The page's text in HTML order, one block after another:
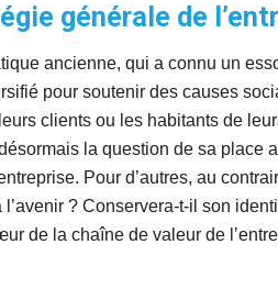
générale de
ancienne, qui a connu un
pour soutenir des causes
clients ou les habitants de
la question de sa place
Pour d’autres, au
? Conservera-t-il son
de la chaîne de valeur de